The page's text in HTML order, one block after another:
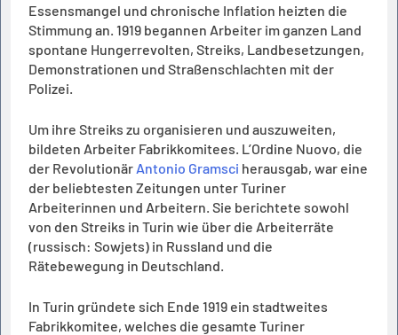
Essensmangel und chronische Inflation heizten die
Stimmung an. 1919 begannen Arbeiter im ganzen Land
spontane Hungerrevolten, Streiks, Landbesetzungen,
Demonstrationen und Straßenschlachten mit der
Polizei.
Um ihre Streiks zu organisieren und auszuweiten,
bildeten Arbeiter Fabrikkomitees. L’Ordine Nuovo, die
der Revolutionär Antonio Gramsci herausgab, war eine
der beliebtesten Zeitungen unter Turiner
Arbeiterinnen und Arbeitern. Sie berichtete sowohl
von den Streiks in Turin wie über die Arbeiterräte
(russisch: Sowjets) in Russland und die
Rätebewegung in Deutschland.
In Turin gründete sich Ende 1919 ein stadtweites
Fabrikkomitee, welches die gesamte Turiner